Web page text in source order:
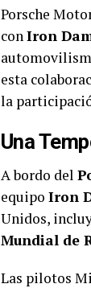
Porsche
conIron
esta
la
Una
A bordo del
equipo Iron
Unidos,
Mundial de
Las pilotos